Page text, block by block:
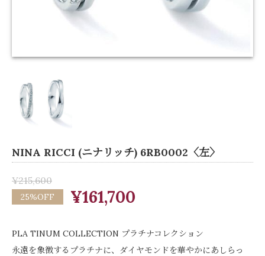
NINA RICCI (ニナリッチ) 6RB0002〈左〉
¥215,600
25%OFF ¥161,700
PLA TINUM COLLECTION プラチナコレクション
永遠を象徴するプラチナに、ダイヤモンドを華やかにあしらっ